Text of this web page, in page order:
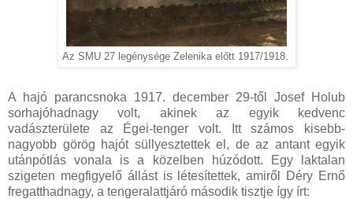
Az SMU 27 legénysége Zelenika előtt 1917/1918.
A hajó parancsnoka 1917. december 29-től Josef Holub
sorhajóhadnagy volt, akinek az egyik kedvenc
vadászterülete az Égei-tenger volt. Itt számos kisebb-
nagyobb görög hajót süllyesztettek el, de az antant egyik
utánpótlás vonala is a közelben húzódott. Egy laktalan
szigeten megfigyelő állást is létesítettek, amiről Déry Ernő
fregatthadnagy, a tengeralattjáró második tisztje így írt: